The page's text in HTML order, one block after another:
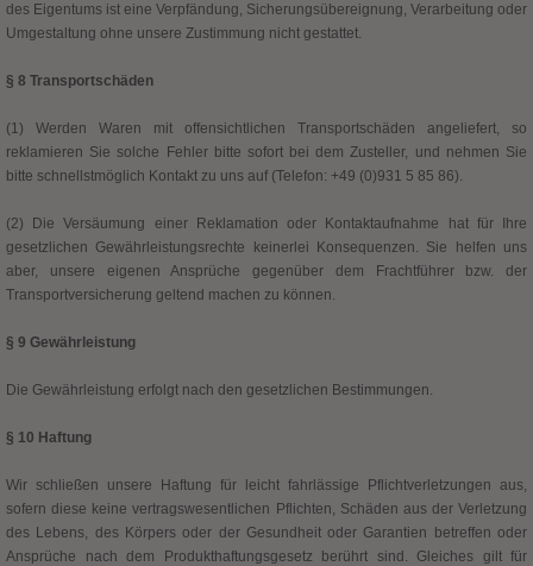
des Eigentums ist eine Verpfändung, Sicherungsübereignung, Verarbeitung oder
Umgestaltung ohne unsere Zustimmung nicht gestattet.
§ 8 Transportschäden
(1) Werden Waren mit offensichtlichen Transportschäden angeliefert, so
reklamieren Sie solche Fehler bitte sofort bei dem Zusteller, und nehmen Sie
bitte schnellstmöglich Kontakt zu uns auf (Telefon: +49 (0)931 5 85 86).
(2) Die Versäumung einer Reklamation oder Kontaktaufnahme hat für Ihre
gesetzlichen Gewährleistungsrechte keinerlei Konsequenzen. Sie helfen uns
aber, unsere eigenen Ansprüche gegenüber dem Frachtführer bzw. der
Transportversicherung geltend machen zu können.
§ 9 Gewährleistung
Die Gewährleistung erfolgt nach den gesetzlichen Bestimmungen.
§ 10 Haftung
Wir schließen unsere Haftung für leicht fahrlässige Pflichtverletzungen aus,
sofern diese keine vertragswesentlichen Pflichten, Schäden aus der Verletzung
des Lebens, des Körpers oder der Gesundheit oder Garantien betreffen oder
Ansprüche nach dem Produkthaftungsgesetz berührt sind. Gleiches gilt für